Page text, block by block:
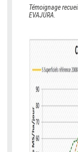
Témoignage
EVAJURA.